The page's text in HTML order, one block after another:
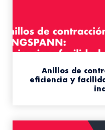
Anillos de
eficiencia y